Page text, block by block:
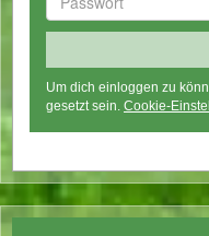
Um dich einloggen zu
gesetzt sein. Cookie-